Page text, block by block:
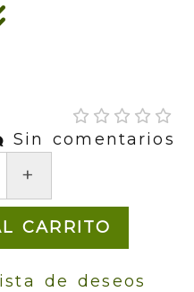
Sin comentarios
+
CARRITO
de deseos